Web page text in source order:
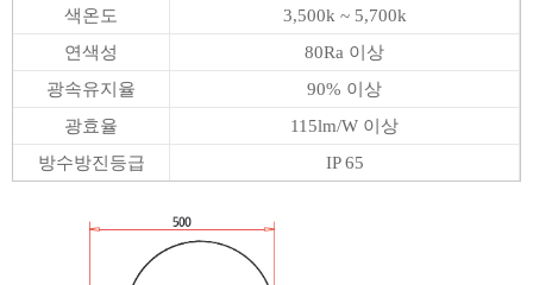
색온도
3,500k ~ 5,700k
연색성
80Ra 이상
광속유지율
90% 이상
광효율
115lm/W 이상
방수방진등급
IP 65